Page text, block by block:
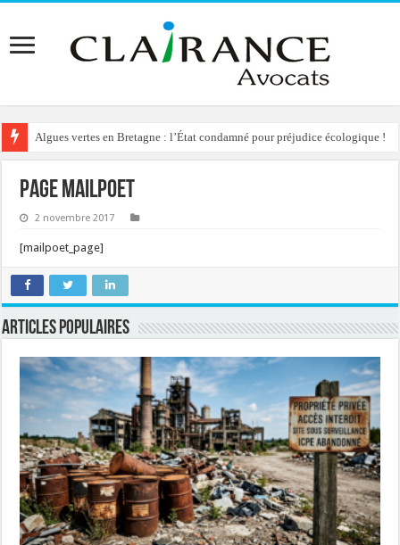
Algues vertes en Bretagne : l’État condamné pour préjudice écologique !
Page MailPoet
2 novembre 2017
[mailpoet_page]
Articles populaires